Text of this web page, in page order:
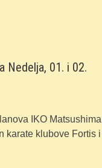
Nedelja, 01. i 02.
IKO Matsushima
karate klubove Fortis i